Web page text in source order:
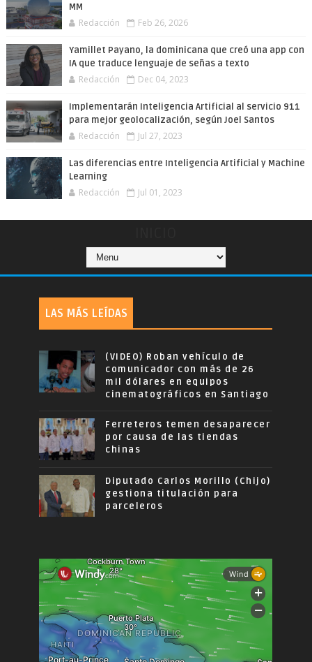
MM
Redacción Feb 26, 2026
Yamillet Payano, la dominicana que creó una app con
IA que traduce lenguaje de señas a texto
Redacción Dec 04, 2023
Implementarán Inteligencia Artificial al servicio 911
para mejor geolocalización, según Joel Santos
Redacción Jul 27, 2023
Las diferencias entre Inteligencia Artificial y Machine
Learning
Redacción Jul 01, 2023
LAS MÁS LEÍDAS
(VIDEO) Roban vehículo de
comunicador con más de 26
mil dólares en equipos
cinematográficos en Santiago
Ferreteros temen desaparecer
por causa de las tiendas
chinas
Diputado Carlos Morillo (Chijo)
gestiona titulación para
parceleros